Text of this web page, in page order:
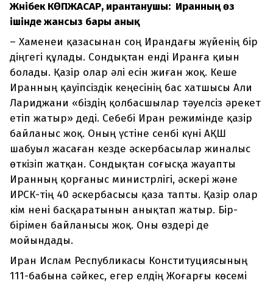
Жәнібек КӨПЖАСАР, ирантанушы: Иранның өз
ішінде жансыз бары анық
– Хаменеи қазасынан соң Ирандағы жүйенің бір
діңгегі құлады. Сондықтан енді Иранға қиын
болады. Қазір олар әлі есін жиған жоқ. Кеше
Иранның қауіпсіздік кеңесінің бас хатшысы Али
Лариджани «біздің қолбасшылар тәуелсіз әрекет
етіп жатыр» деді. Себебі Иран режимінде қазір
байланыс жоқ. Оның үстіне сенбі күні АҚШ
шабуыл жасаған кезде әскербасылар жиналыс
өткізіп жатқан. Сондықтан соғысқа жауапты
Иранның қорғаныс министрлігі, әскері және
ИРСК-тің 40 әскербасысы қаза тапты. Қазір олар
кім нені басқаратынын анықтап жатыр. Бір-
бірімен байланысы жоқ. Оны өздері де
мойындады.
Иран Ислам Республикасы Конституциясының
111-бабына сәйкес, егер елдің Жоғарғы көсемі